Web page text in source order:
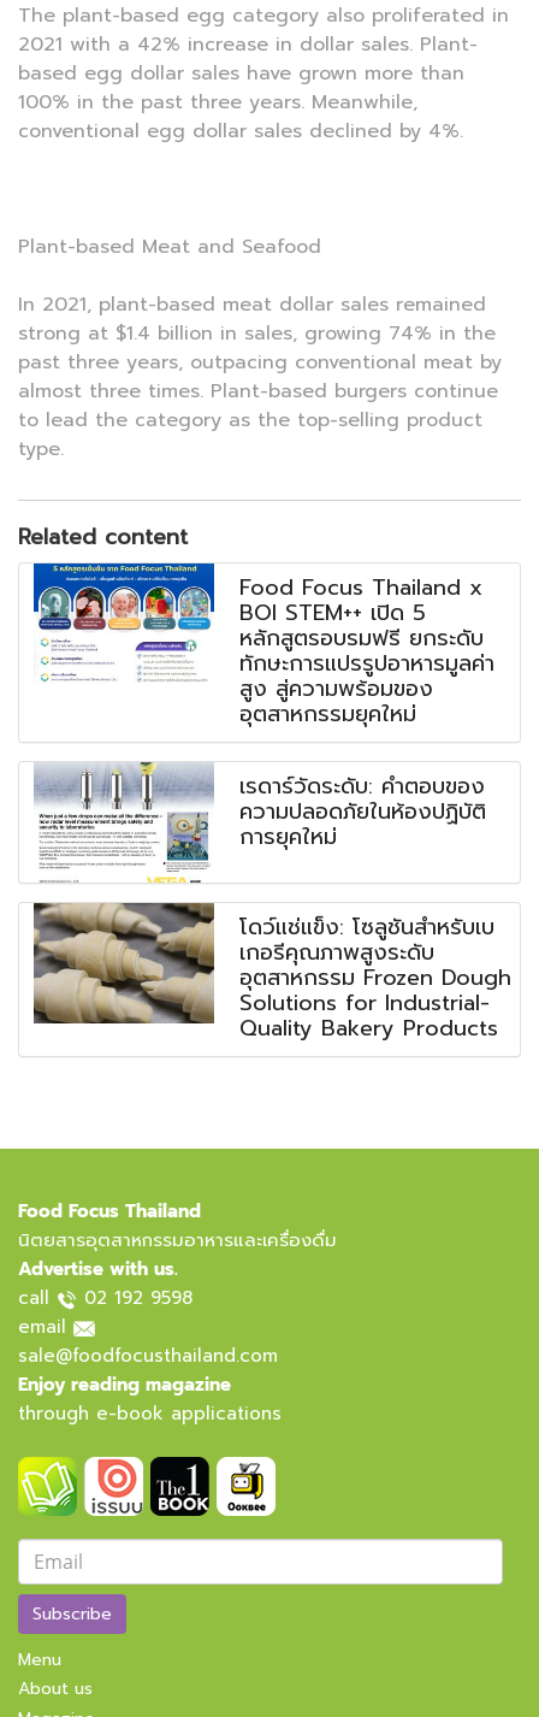
The plant-based egg category also proliferated in
2021 with a 42% increase in dollar sales. Plant-
based egg dollar sales have grown more than
100% in the past three years. Meanwhile,
conventional egg dollar sales declined by 4%.
Plant-based Meat and Seafood
In 2021, plant-based meat dollar sales remained
strong at $1.4 billion in sales, growing 74% in the
past three years, outpacing conventional meat by
almost three times. Plant-based burgers continue
to lead the category as the top-selling product
type.
Related content
Food Focus Thailand x
BOI STEM++ เปิด 5
หลักสูตรอบรมฟรี ยกระดับ
ทักษะการแปรรูปอาหารมูลค่า
สูง สู่ความพร้อมของ
อุตสาหกรรมยุคใหม่
เรดาร์วัดระดับ: คำตอบของ
ความปลอดภัยในห้องปฏิบัติ
การยุคใหม่
โดว์แช่แข็ง: โซลูชันสำหรับเบ
เกอรีคุณภาพสูงระดับ
อุตสาหกรรม Frozen Dough
Solutions for Industrial-
Quality Bakery Products
Food Focus Thailand
นิตยสารอุตสาหกรรมอาหารและเครื่องดื่ม
Advertise with us.
call
02 192 9598
email
sale@foodfocusthailand.com
Enjoy reading magazine
through e-book applications
Subscribe
Menu
About us